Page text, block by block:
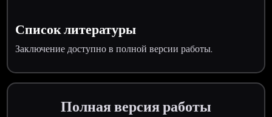
Список литературы
Заключение доступно в полной версии работы.
Полная версия работы